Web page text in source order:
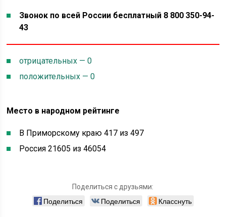
Звонок по всей России бесплатный 8 800 350-94-
43
отрицательных — 0
положительных — 0
Место в народном рейтинге
В Приморскому краю 417 из 497
Россия 21605 из 46054
Поделиться с друзьями:
Поделиться Поделиться Класснуть